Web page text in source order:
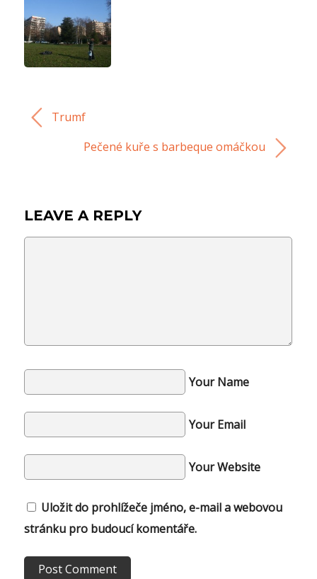
Trumf
Pečené kuře s barbeque omáčkou
LEAVE A REPLY
Your Name
Your Email
Your Website
Uložit do prohlížeče jméno, e-mail a webovou
stránku pro budoucí komentáře.